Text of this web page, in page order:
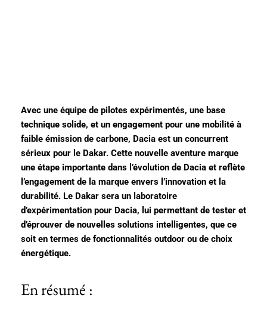
Avec une équipe de pilotes expérimentés, une base
technique solide, et un engagement pour une mobilité à
faible émission de carbone, Dacia est un concurrent
sérieux pour le Dakar. Cette nouvelle aventure marque
une étape importante dans l’évolution de Dacia et reflète
l’engagement de la marque envers l’innovation et la
durabilité. Le Dakar sera un laboratoire
d’expérimentation pour Dacia, lui permettant de tester et
d’éprouver de nouvelles solutions intelligentes, que ce
soit en termes de fonctionnalités outdoor ou de choix
énergétique.
En résumé :